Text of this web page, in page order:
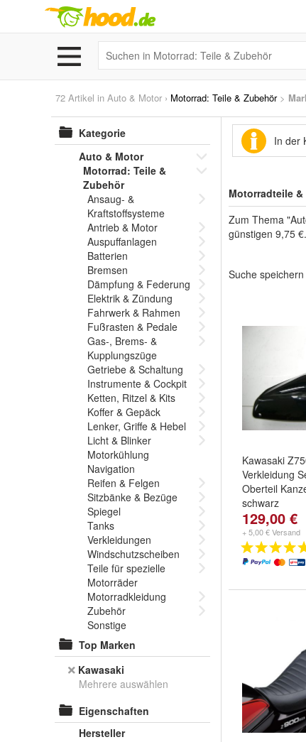
72 Artikel in Auto & Motor › Motorrad: Teile & Zubehör>
Kategorie
Auto & Motor
Motorrad: Teile &
Zubehör
Ansaug- &
Kraftstoffsysteme
Antrieb & Motor
Auspuffanlagen
Batterien
Bremsen
Dämpfung & Federung
Elektrik & Zündung
Fahrwerk & Rahmen
Fußrasten & Pedale
Gas-, Brems- &
Kupplungszüge
Getriebe & Schaltung
Instrumente & Cockpit
Ketten, Ritzel & Kits
Koffer & Gepäck
Lenker, Griffe & Hebel
Licht & Blinker
Motorkühlung
Navigation
Reifen & Felgen
Sitzbänke & Bezüge
Spiegel
Tanks
Verkleidungen
Windschutzscheiben
Teile für spezielle
Motorräder
Motorradkleidung
Zubehör
Sonstige
Top Marken
Kawasaki
Mehrere auswählen
Eigenschaften
Hersteller
In der
Motorradteile
Zum Thema
günstigen 9,75
Suche speichern
Kawasaki
Verkleidung
Oberteil
schwarz
129,00 €
+ 5,00 € Versand